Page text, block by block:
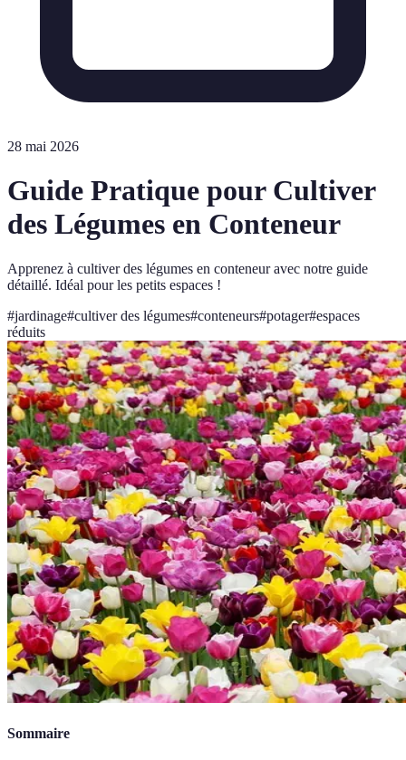
28 mai 2026
Guide Pratique pour Cultiver
des Légumes en Conteneur
Apprenez à cultiver des légumes en conteneur avec notre guide
détaillé. Idéal pour les petits espaces !
#jardinage#cultiver des légumes#conteneurs#potager#espaces
réduits
Sommaire